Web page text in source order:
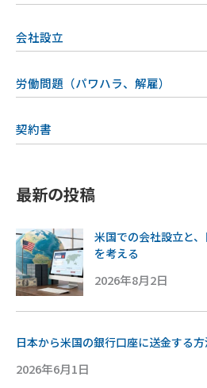
会社設立
労働問題（パワハラ、解雇）
契約書
最新の投稿
米国での会社設立と
を考える
2026年8月2日
日本から米国の銀行口座に送金する
2026年6月1日